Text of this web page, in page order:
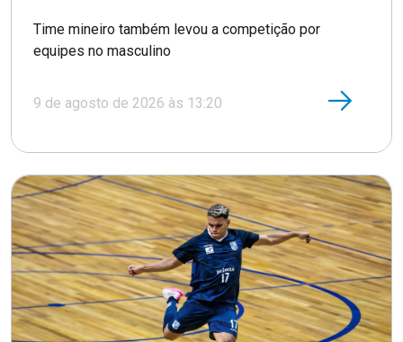
Time mineiro também levou a competição por
equipes no masculino
9 de agosto de 2026 às 13:20